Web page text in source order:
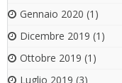
Gennaio 2020 (1)
Dicembre 2019 (1)
Ottobre 2019 (1)
Luglio 2019 (3)